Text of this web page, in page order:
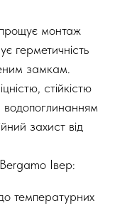
монтаж
герметичність
замкам.
стійкістю
водопоглинанням
захист від
Івер:
до температурних